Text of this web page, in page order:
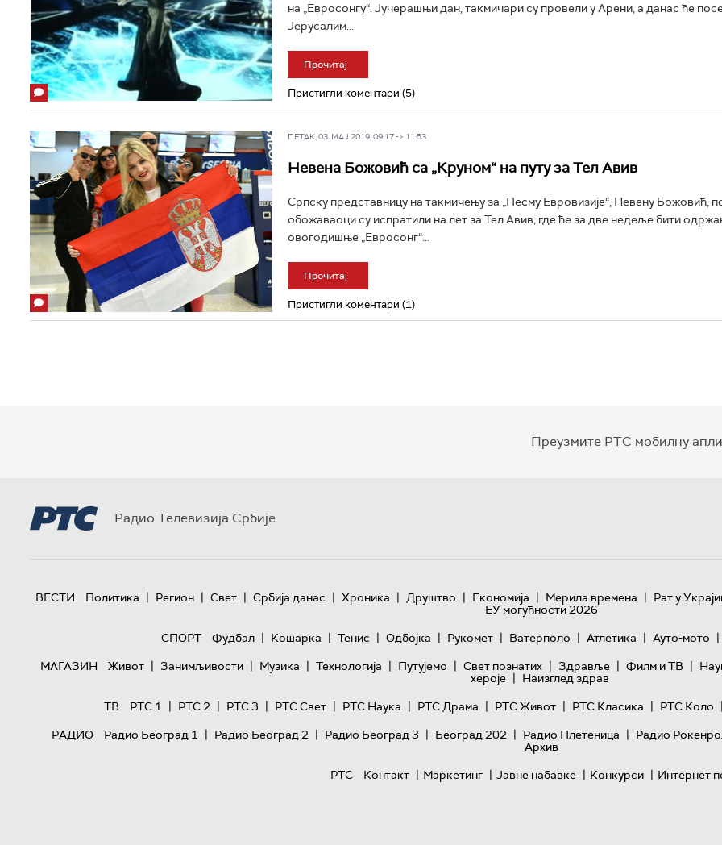
на „Евросонгу“. Јучерашњи дан, такмичари су провели у Арени, а данас ће
Јерусалим...
Прочитај
Пристигли коментари (5)
ПЕТАК, 03. МАЈ 2019, 09:17 -> 11:53
Невена Божовић са „Круном“ на путу за Тел Авив
Српску представницу на такмичењу за „Песму Евровизије“, Невену Божовић,
обожаваоци су испратили на лет за Тел Авив, где ће за две недеље бити
овогодишње „Евросонг“...
Прочитај
Пристигли коментари (1)
Преузмите РТС мобилну
Радио Телевизија Србије
ВЕСТИ Политика | Регион | Свет | Србија данас | Хроника | Друштво | Економија | Мерила времена | Рат у
ЕУ могућности 2026
СПОРТ
Фудбал | Кошарка | Тенис | Одбојка | Рукомет | Ватерполо | Атлетика | Ауто-мото |
МАГАЗИН
Живот | Занимљивости | Музика | Технологијa | Путујемо | Свет познатих | Здравље | Филм и ТВ |
хероје | Наизглед здрав
ТВ
РТС 1 | РТС 2 | РТС 3 | РТС Свет | РТС Наука | РТС Драма | РТС Живот | РТС Класика | РТС Коло |
РАДИО
Радио Београд 1 | Радио Београд 2 | Радио Београд 3 | Београд 202 | Радио Плетеница | Радио
Архив
РТС
Контакт | Маркетинг | Јавне набавке | Конкурси | Интернет